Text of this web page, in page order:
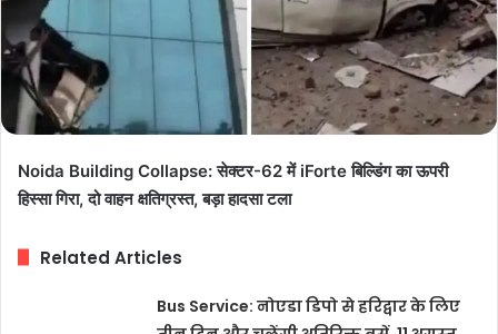
Noida Building Collapse: सेक्टर-62 में iForte बिल्डिंग का ऊपरी
हिस्सा गिरा, दो वाहन क्षतिग्रस्त, बड़ा हादसा टला
Related Articles
Bus Service: नोएडा डिपो से हरिद्वार के लिए